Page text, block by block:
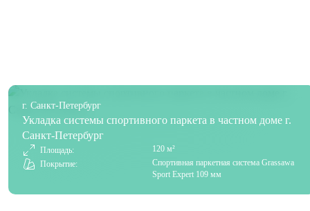
г. Санкт-Петербург
Укладка системы спортивного паркета в частном доме г.
Санкт-Петербург
Площадь:
120 м²
Покрытие:
Спортивная паркетная система Grassawa
Sport Expert 109 мм